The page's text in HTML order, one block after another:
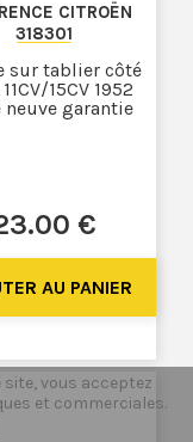
CITROËN
318301
.00 €
sur tablier côté
15CV 1952
neuve garantie
vous acceptez
et commerciales.